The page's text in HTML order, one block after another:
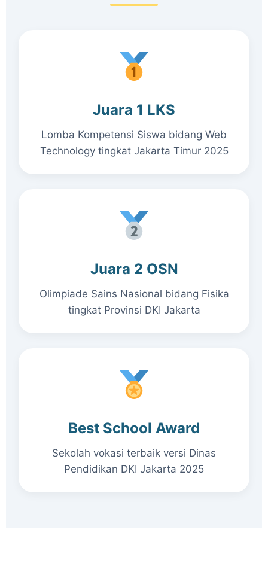
Juara 1 LKS
Lomba Kompetensi Siswa bidang Web
Technology tingkat Jakarta Timur 2025
Juara 2 OSN
Olimpiade Sains Nasional bidang Fisika
tingkat Provinsi DKI Jakarta
Best School Award
Sekolah vokasi terbaik versi Dinas
Pendidikan DKI Jakarta 2025